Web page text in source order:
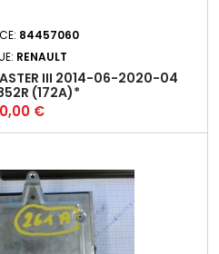
84457060
RENAULT
III 2014-06-2020-04
(172A)*
€